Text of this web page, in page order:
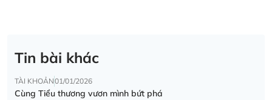
Tin bài khác
TÀI KHOẢN01/01/2026
Cùng Tiểu thương vươn mình bứt phá